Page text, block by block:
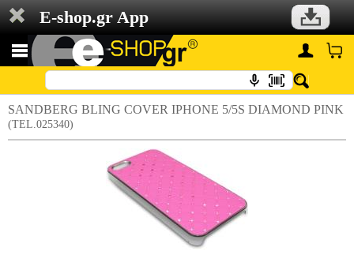
E-shop.gr App
SANDBERG BLING COVER IPHONE 5/5S DIAMOND PINK
(TEL.025340)